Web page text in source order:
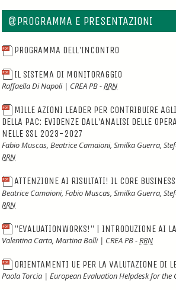
@PROGRAMMA E PRESENTAZIONI
PROGRAMMA DELL'INCONTRO
IL SISTEMA DI MONITORAGGIO
Raffaella Di Napoli | CREA PB -RRN
MILLE AZIONI LEADER PER CONTRIBUIRE
DELLA PAC: EVIDENZE DALL'ANALISI DELLE
NELLE SSL 2023-2027
Fabio Muscas, Beatrice Camaioni, Smilka Guerra,
RRN
ATTENZIONE AI RISULTATI! IL CORE BUSINESS
Beatrice Camaioni, Fabio Muscas, Smilka Guerra,
RRN
"EVALUATIONWORKS!" | INTRODUZIONE AI
Valentina Carta, Martina Bolli | CREA PB -RRN
ORIENTAMENTI UE PER LA VALUTAZIONE DI
Paola Torcia | European Evaluation Helpdesk for the